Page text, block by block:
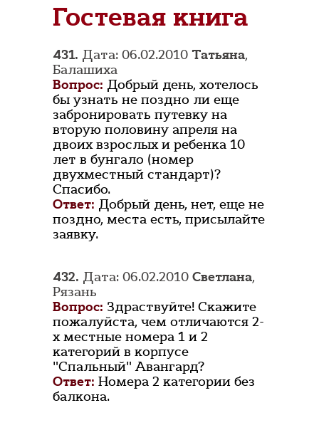
Гостевая книга
431. Дата: 06.02.2010 Татьяна,
Балашиха
Вопрос: Добрый день, хотелось
бы узнать не поздно ли еще
забронировать путевку на
вторую половину апреля на
двоих взрослых и ребенка 10
лет в бунгало (номер
двухместный стандарт)?
Спасибо.
Ответ: Добрый день, нет, еще не
поздно, места есть, присылайте
заявку.
432. Дата: 06.02.2010 Светлана,
Рязань
Вопрос: Здраствуйте! Скажите
пожалуйста, чем отличаются 2-
х местные номера 1 и 2
категорий в корпусе
"Спальный" Авангард?
Ответ: Номера 2 категории без
балкона.